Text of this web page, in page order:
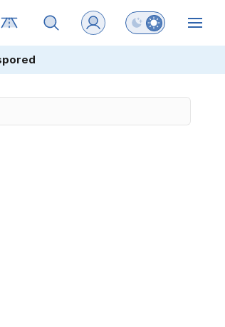
Preklopi barvni